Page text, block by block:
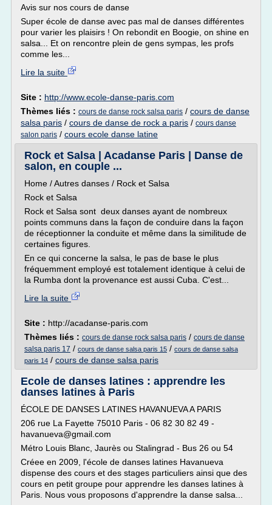
Avis sur nos cours de danse
Super école de danse avec pas mal de danses différentes
pour varier les plaisirs ! On rebondit en Boogie, on shine en
salsa... Et on rencontre plein de gens sympas, les profs
comme les...
Lire la suite
Site : http://www.ecole-danse-paris.com
Thèmes liés : cours de danse rock salsa paris / cours de danse
salsa paris / cours de danse de rock a paris / cours danse
salon paris / cours ecole danse latine
Rock et Salsa | Acadanse Paris | Danse de
salon, en couple ...
Home / Autres danses / Rock et Salsa
Rock et Salsa
Rock et Salsa sont deux danses ayant de nombreux
points communs dans la façon de conduire dans la façon
de réceptionner la conduite et même dans la similitude de
certaines figures.
En ce qui concerne la salsa, le pas de base le plus
fréquemment employé est totalement identique à celui de
la Rumba dont la provenance est aussi Cuba. C'est...
Lire la suite
Site : http://acadanse-paris.com
Thèmes liés : cours de danse rock salsa paris / cours de danse
salsa paris 17 / cours de danse salsa paris 15 / cours de danse salsa
paris 14 / cours de danse salsa paris
Ecole de danses latines : apprendre les
danses latines à Paris
ÉCOLE DE DANSES LATINES HAVANUEVA A PARIS
206 rue La Fayette 75010 Paris - 06 82 30 82 49 -
havanueva@gmail.com
Métro Louis Blanc, Jaurès ou Stalingrad - Bus 26 ou 54
Créee en 2009, l'école de danses latines Havanueva
dispense des cours et des stages particuliers ainsi que des
cours en petit groupe pour apprendre les danses latines à
Paris. Nous vous proposons d'apprendre la danse salsa...